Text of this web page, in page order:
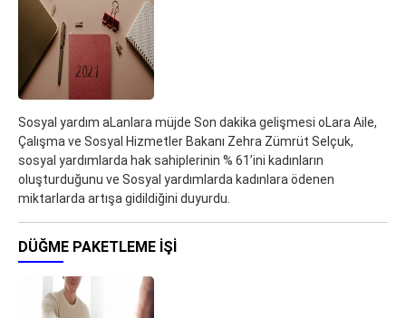
Sosyal yardım aLanlara müjde Son dakika gelişmesi oLara Aile,
Çalışma ve Sosyal Hizmetler Bakanı Zehra Zümrüt Selçuk,
sosyal yardımlarda hak sahiplerinin % 61’ini kadınların
oluşturduğunu ve Sosyal yardımlarda kadınlara ödenen
miktarlarda artışa gidildiğini duyurdu.
DÜĞME PAKETLEME İŞI